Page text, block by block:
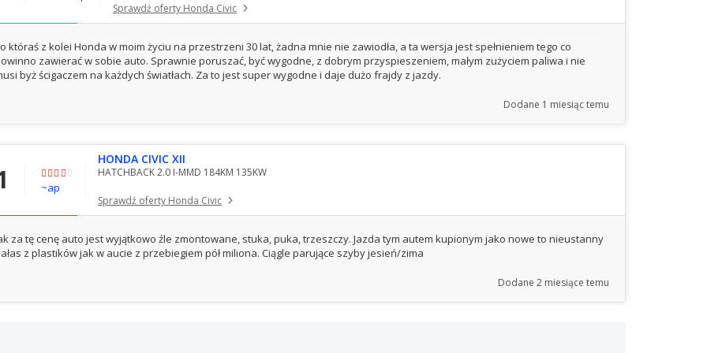
Sprawdź oferty Honda Civic
któraś z kolei Honda w moim życiu na przestrzeni 30 lat, żadna mnie nie zawiodła, a ta wersja jest spełnieniem tego co
zawierać w sobie auto. Sprawnie poruszać, być wygodne, z dobrym przyspieszeniem, małym zużyciem paliwa i nie
byż ścigaczem na każdych światłach. Za to jest super wygodne i daje dużo frajdy z jazdy.
Dodane 1 miesiąc temu
~ap
HONDA CIVIC XII
HATCHBACK 2.0 I-MMD 184KM 135KW
Sprawdź oferty Honda Civic
za tę cenę auto jest wyjątkowo źle zmontowane, stuka, puka, trzeszczy. Jazda tym autem kupionym jako nowe to nieustanny
z plastików jak w aucie z przebiegiem pół miliona. Ciągle parujące szyby jesień/zima
Dodane 2 miesiące temu